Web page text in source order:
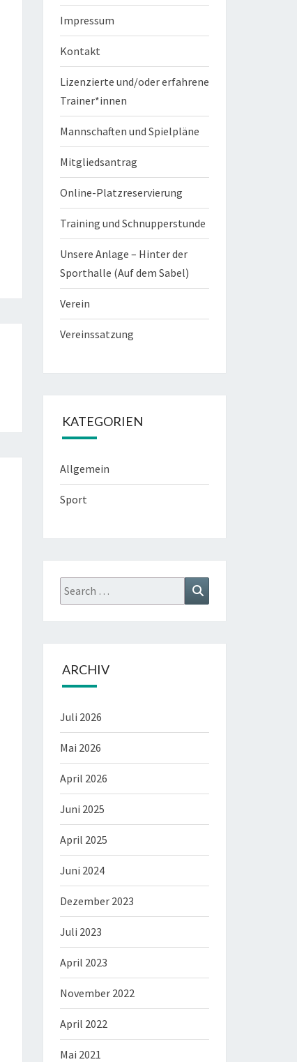
Impressum
Kontakt
Lizenzierte und/oder erfahrene
Trainer*innen
Mannschaften und Spielpläne
Mitgliedsantrag
Online-Platzreservierung
Training und Schnupperstunde
Unsere Anlage – Hinter der
Sporthalle (Auf dem Sabel)
Verein
Vereinssatzung
KATEGORIEN
Allgemein
Sport
Search
for:
ARCHIV
Juli 2026
Mai 2026
April 2026
Juni 2025
April 2025
Juni 2024
Dezember 2023
Juli 2023
April 2023
November 2022
April 2022
Mai 2021